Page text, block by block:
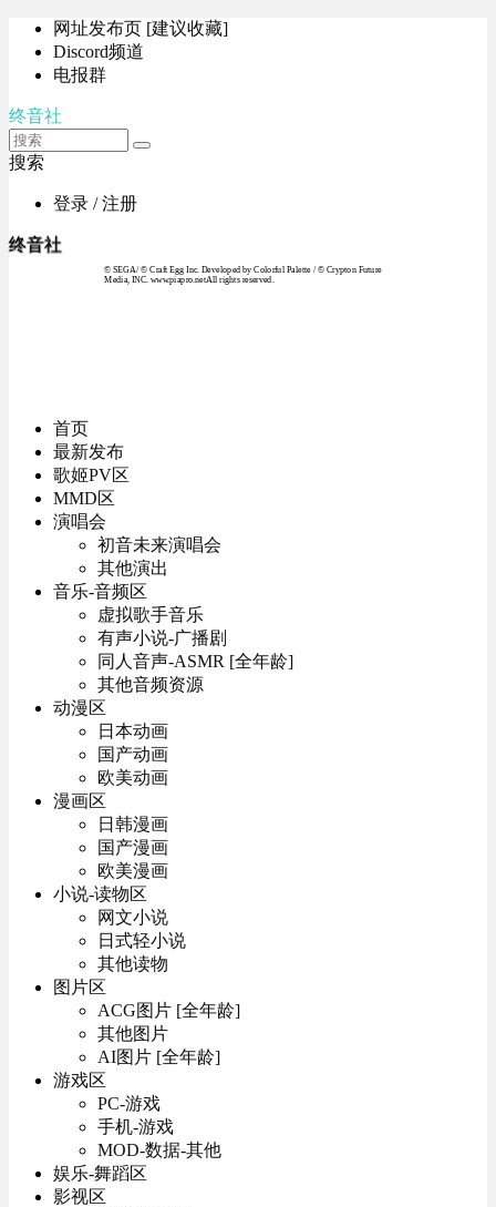
网址发布页 [建议收藏]
Discord频道
电报群
终音社
搜索
登录 / 注册
终音社
© SEGA / © Craft Egg Inc. Developed by Colorful Palette / © Crypton Future
Media, INC. www.piapro.netAll rights reserved.
首页
最新发布
歌姬PV区
MMD区
演唱会
初音未来演唱会
其他演出
音乐-音频区
虚拟歌手音乐
有声小说-广播剧
同人音声-ASMR [全年龄]
其他音频资源
动漫区
日本动画
国产动画
欧美动画
漫画区
日韩漫画
国产漫画
欧美漫画
小说-读物区
网文小说
日式轻小说
其他读物
图片区
ACG图片 [全年龄]
其他图片
AI图片 [全年龄]
游戏区
PC-游戏
手机-游戏
MOD-数据-其他
娱乐-舞蹈区
影视区